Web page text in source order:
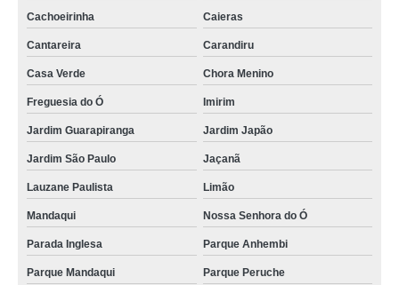
Cachoeirinha Caieras
Cantareira Carandiru
Casa Verde Chora Menino
Freguesia do Ó Imirim
Jardim Guarapiranga Jardim Japão
Jardim São Paulo Jaçanã
Lauzane Paulista Limão
Mandaqui Nossa Senhora do Ó
Parada Inglesa Parque Anhembi
Parque Mandaqui Parque Peruche